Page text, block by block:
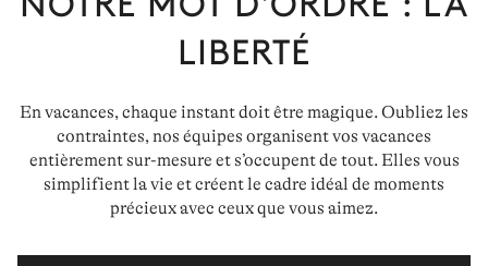
LIBERTÉ
En vacances, chaque instant doit être magique. Oubliez les
contraintes, nos équipes organisent vos vacances
entièrement sur-mesure et s’occupent de tout. Elles vous
simplifient la vie et créent le cadre idéal de moments
précieux avec ceux que vous aimez.